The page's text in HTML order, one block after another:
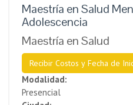
Maestría en Salud
Adolescencia
Maestría en Salud
Recibir Costos y Fecha de
Modalidad:
Presencial